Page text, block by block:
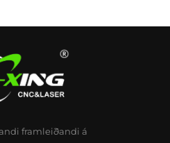
framleiðandi á